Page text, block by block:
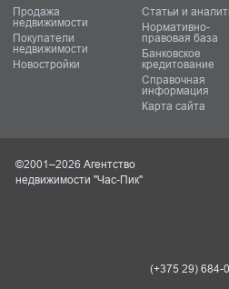
Продажа
недвижимости
Покупатели
недвижимости
Новостройки
Статьи и
Нормативно-
правовая база
Банковское
кредитование
Справочная
информация
Карта сайта
©2001–2026 Агентство
недвижимости "Час-Пик"
(+375 29) 684-